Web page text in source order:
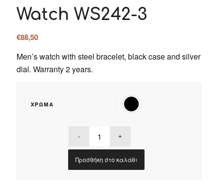
Watch WS242-3
€88,50
Men’s watch with steel bracelet, black case and silver
dial. Warranty 2 years.
ΧΡΏΜΑ
Προσθήκη στο καλάθι